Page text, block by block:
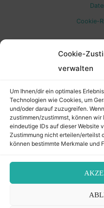
Cookie-
verwalten
Um Ihnen/dir ein optimales
Technologien wie Cookies, um
und/oder darauf zuzugreifen.
zustimmen/zustimmst, können
eindeutige IDs auf dieser Website
Zustimmung nicht erteilen/erteilst
können bestimmte Merkmale und
Cookie-